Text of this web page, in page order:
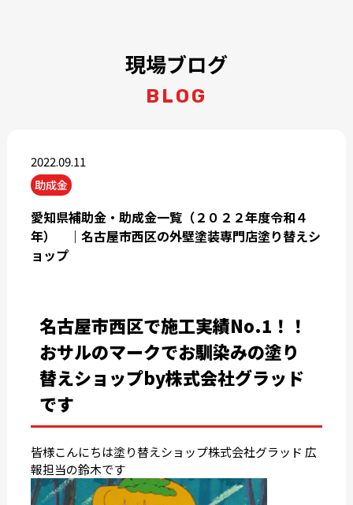
現場ブログ
BLOG
2022.09.11
助成金
愛知県補助金・助成金一覧（２０２２年度令和４
年） ｜名古屋市西区の外壁塗装専門店塗り替えシ
ョップ
名古屋市西区で施工実績No.1！！
おサルのマークでお馴染みの塗り
替えショップby株式会社グラッド
です
皆様こんにちは塗り替えショップ株式会社グラッド 広
報担当の鈴木です